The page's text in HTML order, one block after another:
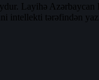
Layihə Azərbaycan
intellekti tərəfindən